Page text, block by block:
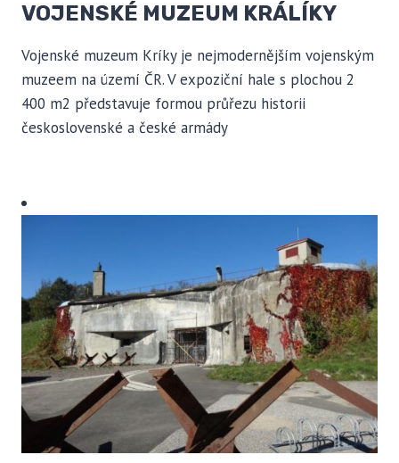
VOJENSKÉ MUZEUM KRÁLÍKY
Vojenské muzeum Kríky je nejmodernějším vojenským
muzeem na území ČR. V expoziční hale s plochou 2
400 m2 představuje formou průřezu historii
československé a české armády